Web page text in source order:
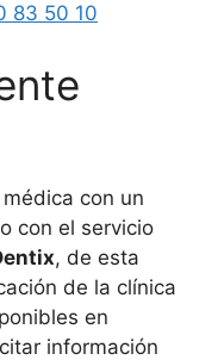
83 50 10
con un
con el servicio
, de esta
de la clínica
en
información